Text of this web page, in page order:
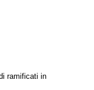
ramificati in